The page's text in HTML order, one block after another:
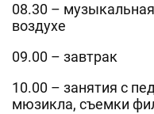
08.30 –
воздухе
09.00 – завтрак
10.00 – занятия с
мюзикла, съемки